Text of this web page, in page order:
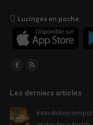
Lucinges en poche
Trouvez nous sur :
Facebook
opens
in
new
RSS
opens
new
Les derniers articles
Interdiction